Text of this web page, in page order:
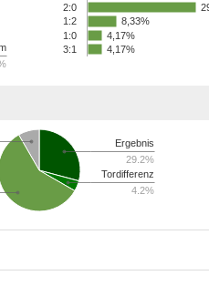
2:0
1:2
1:0
3:1
8,33%
4,17%
4,17%
Ergebnis
29.2%
Tordifferenz
4.2%